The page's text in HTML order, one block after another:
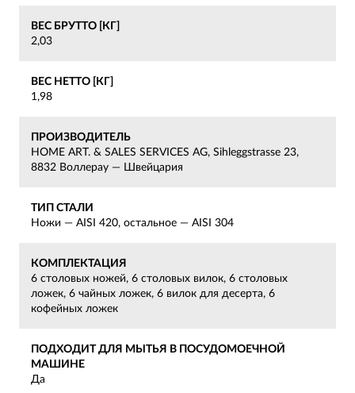
ВЕС БРУТТО [КГ]
2,03
ВЕС НЕТТО [КГ]
1,98
ПРОИЗВОДИТЕЛЬ
HOME ART. & SALES SERVICES AG, Sihleggstrasse 23,
8832 Воллерау — Швейцария
ТИП СТАЛИ
Ножи — AISI 420, остальное — AISI 304
КОМПЛЕКТАЦИЯ
6 столовых ножей, 6 столовых вилок, 6 столовых
ложек, 6 чайных ложек, 6 вилок для десерта, 6
кофейных ложек
ПОДХОДИТ ДЛЯ МЫТЬЯ В ПОСУДОМОЕЧНОЙ
МАШИНЕ
Да